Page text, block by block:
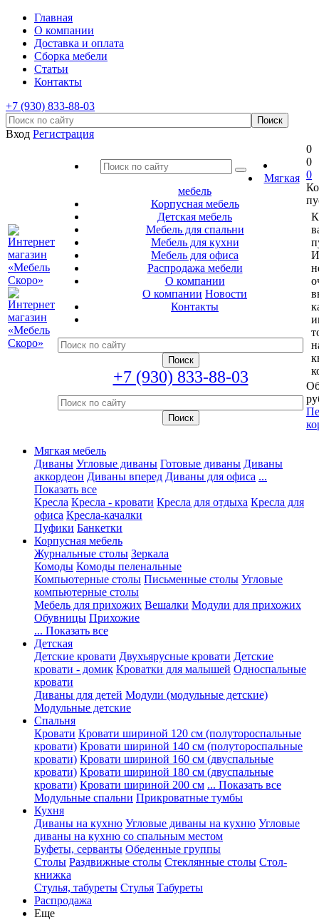
Главная
О компании
Доставка и оплата
Сборка мебели
Статьи
Контакты
+7 (930) 833-88-03
Вход Регистрация
Мягкая
мебель
Корпусная мебель
Детская мебель
Мебель для спальни
Мебель для кухни
Мебель для офиса
Распродажа мебели
О компании
О компании Новости
Контакты
+7 (930) 833-88-03
0
0
0
Мягкая мебель
Диваны Угловые диваны Готовые диваны Диваны
аккордеон Диваны вперед Диваны для офиса ...
Показать все
Кресла Кресла - кровати Кресла для отдыха Кресла для
офиса Кресла-качалки
Пуфики Банкетки
Корпусная мебель
Журнальные столы Зеркала
Комоды Комоды пеленальные
Компьютерные столы Письменные столы Угловые
компьютерные столы
Мебель для прихожих Вешалки Модули для прихожих
Обувницы Прихожие
... Показать все
Детская
Детские кровати Двухъярусные кровати Детские
кровати - домик Кроватки для малышей Односпальные
кровати
Диваны для детей Модули (модульные детские)
Модульные детские
Спальня
Кровати Кровати шириной 120 см (полутороспальные
кровати) Кровати шириной 140 см (полутороспальные
кровати) Кровати шириной 160 см (двуспальные
кровати) Кровати шириной 180 см (двуспальные
кровати) Кровати шириной 200 см ... Показать все
Модульные спальни Прикроватные тумбы
Кухня
Диваны на кухню Угловые диваны на кухню Угловые
диваны на кухню со спальным местом
Буфеты, серванты Обеденные группы
Столы Раздвижные столы Стеклянные столы Стол-
книжка
Стулья, табуреты Стулья Табуреты
Распродажа
Еще